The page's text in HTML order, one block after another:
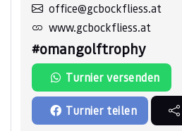
office@gcbockfliess.at
www.gcbockfliess.at
#omangolftrophy
Turnier versenden
Turnier teilen